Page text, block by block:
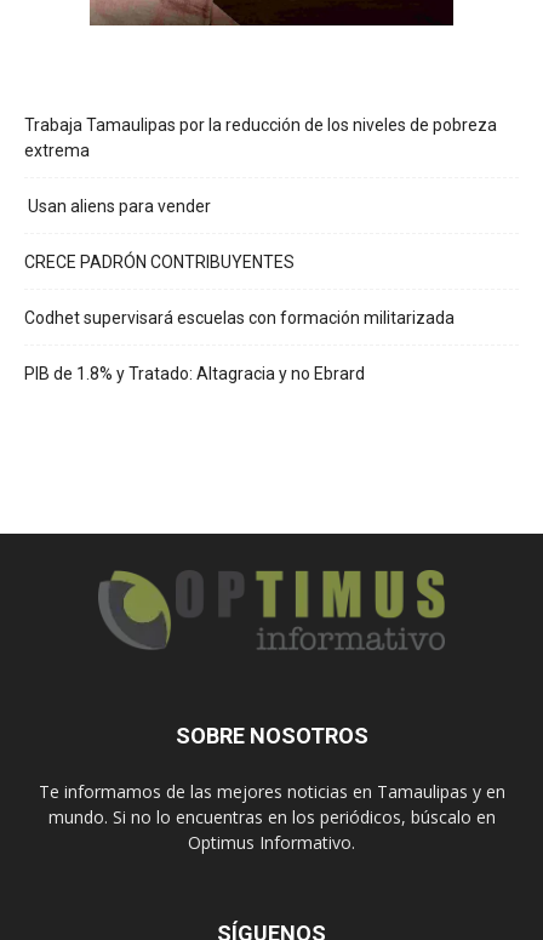
Trabaja Tamaulipas por la reducción de los niveles de pobreza
extrema
Usan aliens para vender
CRECE PADRÓN CONTRIBUYENTES
Codhet supervisará escuelas con formación militarizada
PIB de 1.8% y Tratado: Altagracia y no Ebrard
SOBRE NOSOTROS
Te informamos de las mejores noticias en Tamaulipas y en
mundo. Si no lo encuentras en los periódicos, búscalo en
Optimus Informativo.
SÍGUENOS